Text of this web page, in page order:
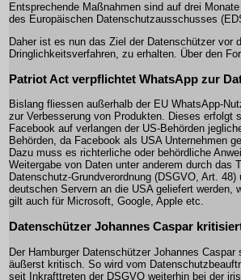
Entsprechende Maßnahmen sind auf drei
des Europäischen Datenschutzausschusses
Daher ist es nun das Ziel der Datenschützer vor
Dringlichkeitsverfahren, zu erhalten. Über den
Patriot Act verpflichtet WhatsApp zur
Bislang fliessen außerhalb der EU WhatsApp-
zur Verbesserung von Produkten. Dieses erfolgt
Facebook auf verlangen der US-Behörden
Behörden, da Facebook als USA Unternehmen
Dazu muss es richterliche oder behördliche
Weitergabe von Daten unter anderem durch das
Datenschutz-Grundverordnung (DSGVO, Art.
deutschen Servern an die USA geliefert
gilt auch für Microsoft, Google, Apple etc.
Datenschützer Johannes Caspar
Der Hamburger Datenschützer Johannes
äußerst kritisch. So wird vom
seit Inkrafttreten der DSGVO weiterhin bei der